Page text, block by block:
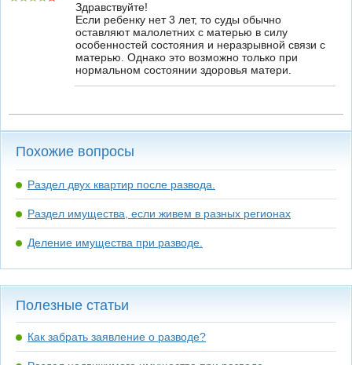
Здравствуйте!
Если ребенку нет 3 лет, то суды обычно
оставляют малолетних с матерью в силу
особенностей состояния и неразрывной связи с
матерью. Однако это возможно только при
нормальном состоянии здоровья матери.
Похожие вопросы
Раздел двух квартир после развода.
Раздел имущества, если живем в разных регионах
Деление имущества при разводе.
Полезные статьи
Как забрать заявление о разводе?